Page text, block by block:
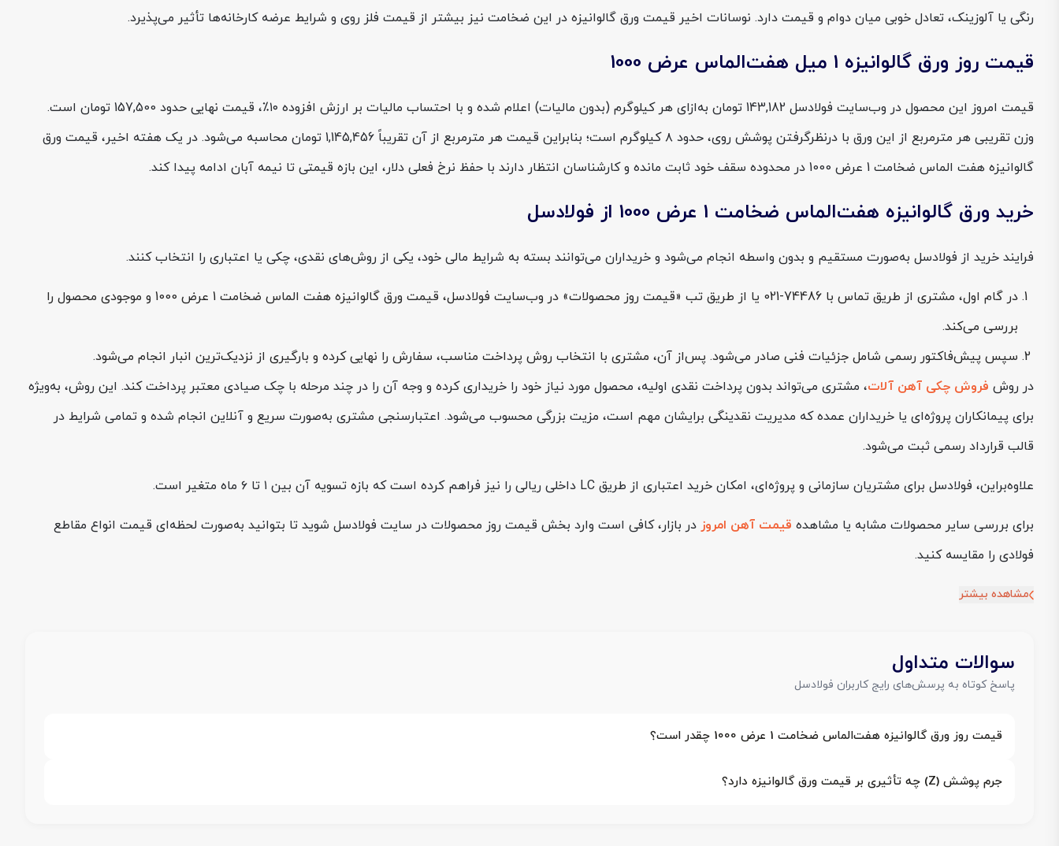
رنگی یا آلوزینک، تعادل خوبی میان دوام و قیمت دارد. نوسانات اخیر قیمت ورق گالوانیزه در این ضخامت نیز بیشتر از قیمت فلز روی و شرایط عرضه کارخانه‌ها تأثیر می‌پذیرد.
قیمت روز ورق گالوانیزه 1 میل هفت‌الماس عرض 1000
قیمت امروز این محصول در وب‌سایت فولادسل 143,182 تومان به‌ازای هر کیلوگرم (بدون مالیات) اعلام شده و با احتساب مالیات بر ارزش افزوده ۱۰٪، قیمت نهایی حدود 157,500 تومان است.
وزن تقریبی هر مترمربع از این ورق با درنظرگرفتن پوشش روی، حدود ۸ کیلوگرم است؛ بنابراین قیمت هر مترمربع از آن تقریباً 1,145,456 تومان محاسبه می‌شود. در یک هفته اخیر، قیمت ورق
گالوانیزه هفت الماس ضخامت 1 عرض 1000 در محدوده سقف خود ثابت مانده و کارشناسان انتظار دارند با حفظ نرخ فعلی دلار، این بازه قیمتی تا نیمه آبان ادامه پیدا کند.
خرید ورق گالوانیزه هفت‌الماس ضخامت 1 عرض 1000 از فولادسل
فرایند خرید از فولادسل به‌صورت مستقیم و بدون واسطه انجام می‌شود و خریداران می‌توانند بسته به شرایط مالی خود، یکی از روش‌های نقدی، چکی یا اعتباری را انتخاب کنند.
در گام اول، مشتری از طریق تماس با 74486-021 یا از طریق تب «قیمت روز محصولات» در وب‌سایت فولادسل، قیمت ورق گالوانیزه هفت الماس ضخامت 1 عرض 1000 و موجودی محصول را
بررسی می‌کند.
سپس پیش‌فاکتور رسمی شامل جزئیات فنی صادر می‌شود. پس‌از آن، مشتری با انتخاب روش پرداخت مناسب، سفارش را نهایی کرده و بارگیری از نزدیک‌ترین انبار انجام می‌شود.
در روش فروش چکی آهن‌ آلات، مشتری می‌تواند بدون پرداخت نقدی اولیه، محصول مورد نیاز خود را خریداری کرده و وجه آن را در چند مرحله با چک صیادی معتبر پرداخت کند. این روش، به‌ویژه
برای پیمانکاران پروژه‌ای یا خریداران عمده که مدیریت نقدینگی برایشان مهم است، مزیت بزرگی محسوب می‌شود. اعتبارسنجی مشتری به‌صورت سریع و آنلاین انجام شده و تمامی شرایط در
قالب قرارداد رسمی ثبت می‌شود.
علاوه‌براین، فولادسل برای مشتریان سازمانی و پروژه‌ای، امکان خرید اعتباری از طریق LC داخلی ریالی را نیز فراهم کرده است که بازه تسویه آن بین ۱ تا ۶ ماه متغیر است.
برای بررسی سایر محصولات مشابه یا مشاهده قیمت آهن امروز در بازار، کافی است وارد بخش قیمت روز محصولات در سایت فولادسل شوید تا بتوانید به‌صورت لحظه‌ای قیمت انواع مقاطع
فولادی را مقایسه کنید.
مشاهده بیشتر
سوالات متداول
پاسخ کوتاه به پرسش‌های رایج کاربران فولادسل
قیمت روز ورق گالوانیزه هفت‌الماس ضخامت 1 عرض 1000 چقدر است؟
جرم پوشش (Z) چه تأثیری بر قیمت ورق گالوانیزه دارد؟